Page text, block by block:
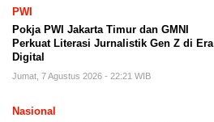
PWI
Pokja PWI Jakarta Timur dan GMNI
Perkuat Literasi Jurnalistik Gen Z di Era
Digital
Jumat, 7 Agustus 2026 - 22:21 WIB
Nasional